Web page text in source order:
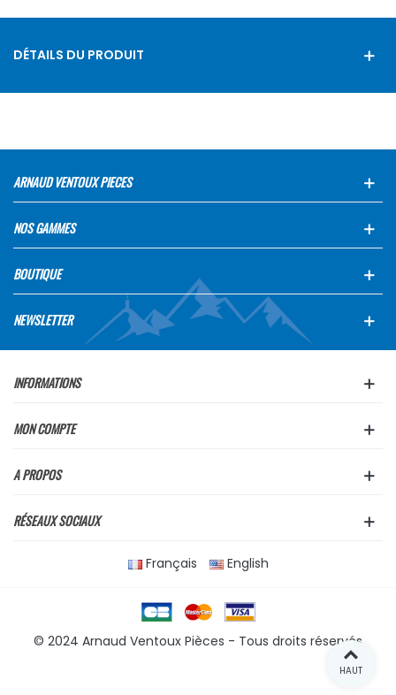
DÉTAILS DU PRODUIT
ARNAUD VENTOUX PIECES
NOS GAMMES
BOUTIQUE
NEWSLETTER
INFORMATIONS
MON COMPTE
A PROPOS
RÉSEAUX SOCIAUX
Français English
© 2024 Arnaud Ventoux Pièces - Tous droits réservés
HAUT